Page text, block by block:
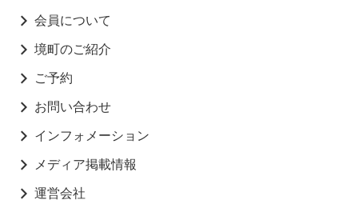
会員について
境町のご紹介
ご予約
お問い合わせ
インフォメーション
メディア掲載情報
運営会社